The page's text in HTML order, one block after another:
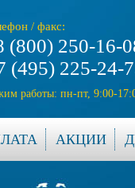
/ факс:
(800) 250-16-
(495) 225-24-
работы: пн-пт, 9:00-
АКЦИИ